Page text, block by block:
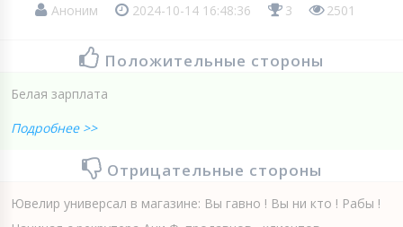
Аноним 2024-10-14 16:48:36 3 2501
Положительные стороны
Белая зарплата
Подробнее >>
Отрицательные стороны
Ювелир универсал в магазине: Вы гавно ! Вы ни кто ! Рабы !